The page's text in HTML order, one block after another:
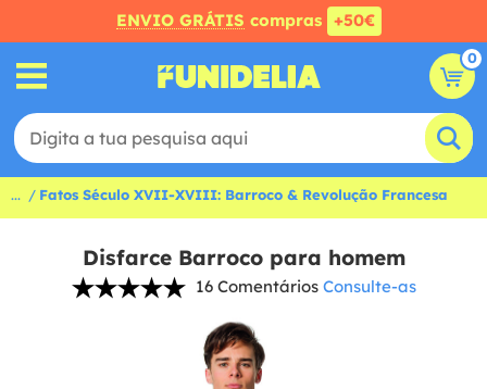
ENVIO GRÁTIS compras +50€
0
... Fatos Século XVII-XVIII: Barroco & Revolução Francesa
Disfarce Barroco para homem
16 Comentários Consulte-as